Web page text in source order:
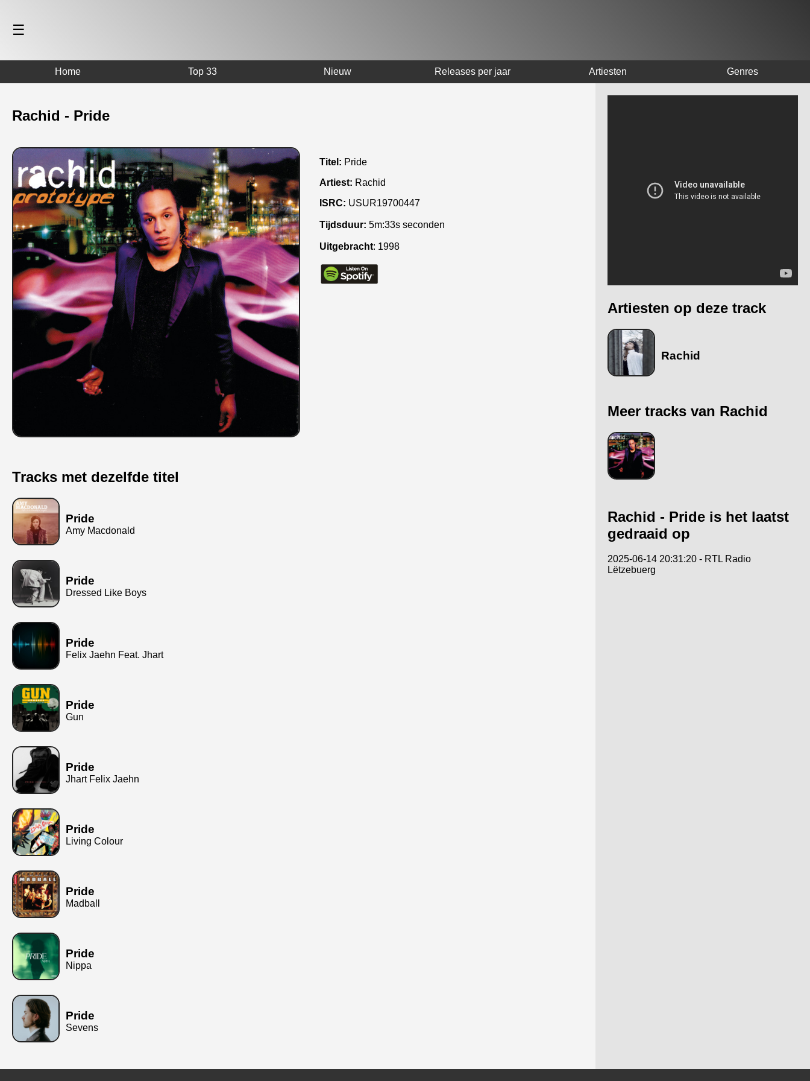
☰
Home Top 33 Nieuw Releases per jaar Artiesten Genres
Rachid - Pride
Titel: Pride
Artiest: Rachid
ISRC: USUR19700447
Tijdsduur: 5m:33s seconden
Uitgebracht: 1998
Tracks met dezelfde titel
Pride
Amy Macdonald
Pride
Dressed Like Boys
Pride
Felix Jaehn Feat. Jhart
Pride
Gun
Pride
Jhart Felix Jaehn
Pride
Living Colour
Pride
Madball
Pride
Nippa
Pride
Sevens
Artiesten op deze track
Rachid
Meer tracks van Rachid
Rachid - Pride is het laatst
gedraaid op
2025-06-14 20:31:20 - RTL Radio
Lëtzebuerg